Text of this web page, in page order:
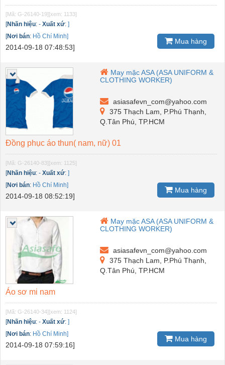
[Mã: G-26140-19][xem: 1133]
[Nhãn hiệu: - Xuất xứ: ]
[Nơi bán: Hồ Chí Minh]
2014-09-18 07:48:53]
Mua hàng
May mặc ASA (ASA UNIFORM &
CLOTHING WORKER)
asiasafevn_com@yahoo.com
375 Thạch Lam, P.Phú Thạnh,
Q.Tân Phú, TP.HCM
Đồng phục áo thun( nam, nữ) 01
[Mã: G-26140-83][xem: 1125]
[Nhãn hiệu: - Xuất xứ: ]
[Nơi bán: Hồ Chí Minh]
2014-09-18 08:52:19]
Mua hàng
May mặc ASA (ASA UNIFORM &
CLOTHING WORKER)
asiasafevn_com@yahoo.com
375 Thạch Lam, P.Phú Thạnh,
Q.Tân Phú, TP.HCM
Áo sơ mi nam
[Mã: G-26140-34][xem: 1124]
[Nhãn hiệu: - Xuất xứ: ]
[Nơi bán: Hồ Chí Minh]
2014-09-18 07:59:16]
Mua hàng